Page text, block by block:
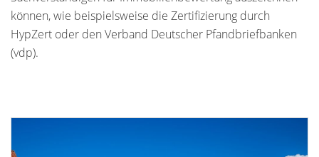
können, wie beispielsweise die Zertifizierung durch
HypZert oder den Verband Deutscher Pfandbriefbanken
(vdp).